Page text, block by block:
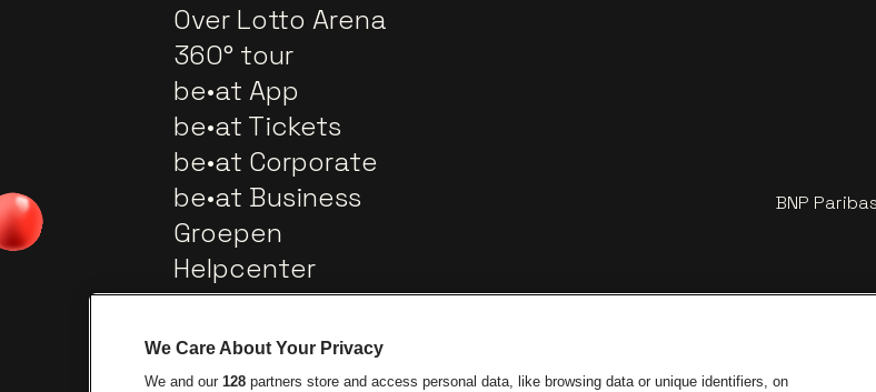
Over Lotto Arena
360° tour
be•at App
be•at Tickets
be•at Corporate
be•at Business
Groepen
Helpcenter
Contact
BNP
We Care About Your Privacy
We and our 128 partners store and access personal data, like browsing data or unique identifiers, on